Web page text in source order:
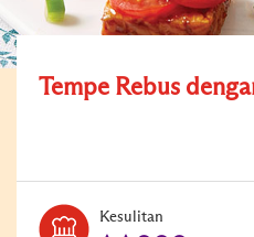
Tempe Rebus
Kesulitan